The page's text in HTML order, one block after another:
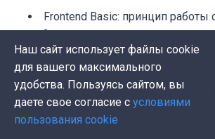
Frontend Basic: принцип работы
веба.
Профессия Фронтенд-
Обработка естественного
На подходе еще больше 10 курсов
Наш сайт использует файлы cookie
для вашего максимального
удобства. Пользуясь сайтом, вы
даете свое согласие с условиями
пользования cookie